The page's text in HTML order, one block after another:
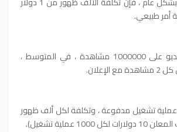
إذا حصل مقطع فيديو على 1000000 مشاهدة ، في المتوسط ​​،
لذلك ، مع 500000 عملية تشغيل مدفوعة ، وتكلفة لكل ألف ظهور